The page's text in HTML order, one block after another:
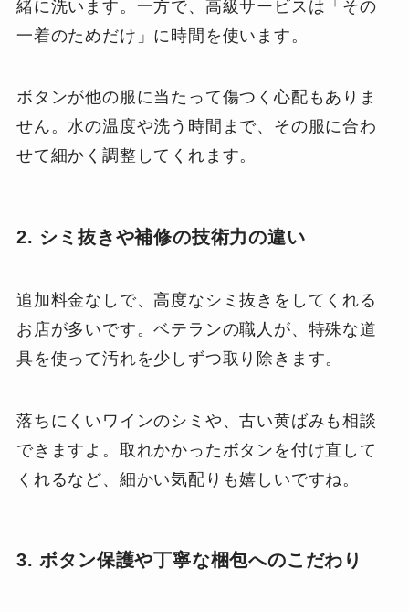
緒に洗います。一方で、高級サービスは「その
一着のためだけ」に時間を使います。
ボタンが他の服に当たって傷つく心配もありま
せん。水の温度や洗う時間まで、その服に合わ
せて細かく調整してくれます。
2. シミ抜きや補修の技術力の違い
追加料金なしで、高度なシミ抜きをしてくれる
お店が多いです。ベテランの職人が、特殊な道
具を使って汚れを少しずつ取り除きます。
落ちにくいワインのシミや、古い黄ばみも相談
できますよ。取れかかったボタンを付け直して
くれるなど、細かい気配りも嬉しいですね。
3. ボタン保護や丁寧な梱包へのこだわり